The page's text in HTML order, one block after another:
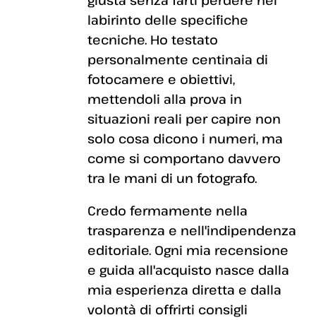
labirinto delle specifiche
tecniche. Ho testato
personalmente centinaia di
fotocamere e obiettivi,
mettendoli alla prova in
situazioni reali per capire non
solo cosa dicono i numeri, ma
come si comportano davvero
tra le mani di un fotografo.
Credo fermamente nella
trasparenza e nell'indipendenza
editoriale. Ogni mia recensione
e guida all'acquisto nasce dalla
mia esperienza diretta e dalla
volontà di offrirti consigli